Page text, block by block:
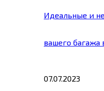
Идеальные и
вашего багажа
07.07.2023